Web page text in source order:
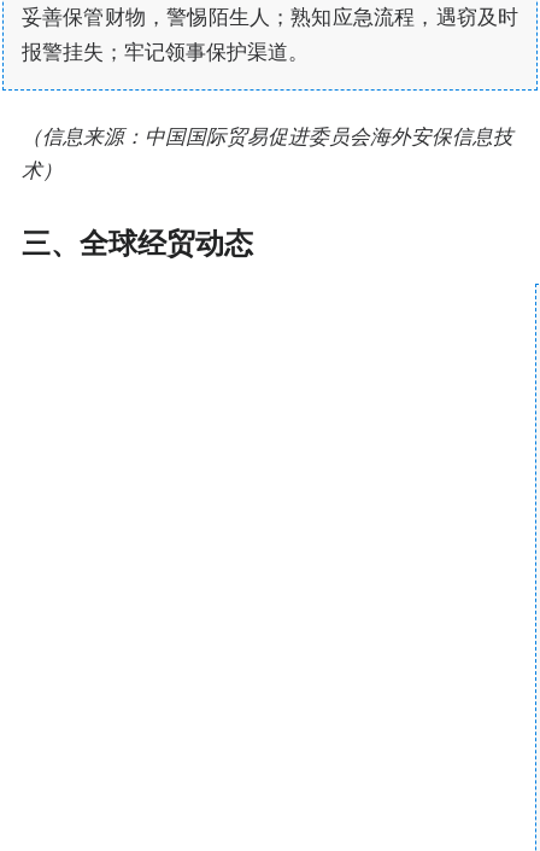
妥善保管财物，警惕陌生人；熟知应急流程，遇窃及时
报警挂失；牢记领事保护渠道。
（信息来源：中国国际贸易促进委员会海外安保信息技
术）
三、全球经贸动态